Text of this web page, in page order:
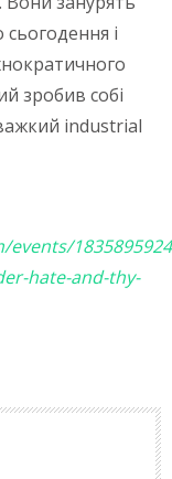
і
зробив собі
industrial
hate-and-thy-